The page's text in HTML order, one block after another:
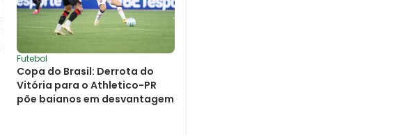
Futebol
Copa do Brasil: Derrota do
Vitória para o Athletico-PR
põe baianos em desvantagem